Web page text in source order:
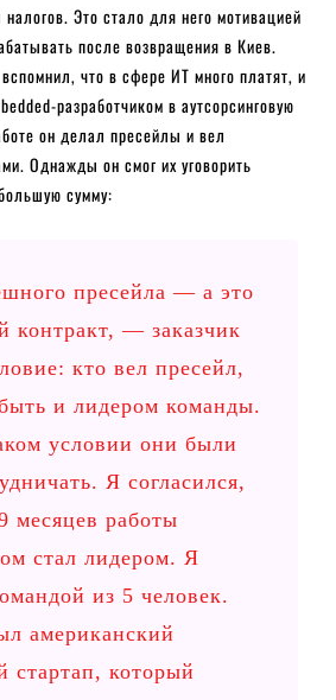
Это стало для него мотивацией
после возвращения в Киев.
что в сфере ИТ много платят, и
разработчиком в аутсорсинговую
он делал пресейлы и вел
Однажды он смог их уговорить
сумму:
пресейла — а это
контракт, — заказчик
кто вел пресейл,
и лидером команды.
условии они были
Я согласился,
месяцев работы
стал лидером. Я
из 5 человек.
американский
стартап, который